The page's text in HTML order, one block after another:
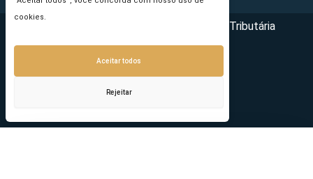
cookies.
Aceitar todos
Rejeitar
Copyright © 2026 - Portal da Reforma Tributária